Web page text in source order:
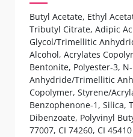
Butyl Acetate, Ethyl
Tributyl Citrate, Adipic
Glycol/Trimellitic
Alcohol, Acrylates
Bentonite, Polyester-3,
Anhydride/Trimellitic
Copolymer, Styrene/
Benzophenone-1, Silica,
Dibenzoate, Polyvinyl
77007, CI 74260, CI 45410